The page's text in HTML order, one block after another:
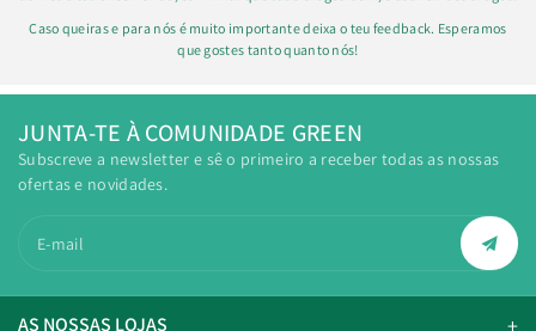
Caso queiras e para nós é muito importante deixa o teu feedback. Esperamos
que gostes tanto quanto nós!
JUNTA-TE À COMUNIDADE GREEN
Subscreve a newsletter e sê o primeiro a receber todas as nossas
ofertas e novidades.
E-mail
AS NOSSAS LOJAS